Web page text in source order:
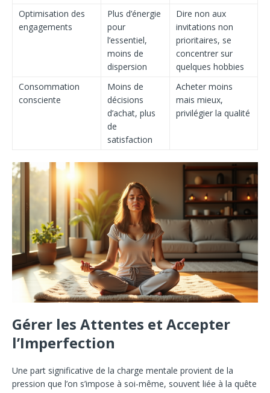
Optimisation des
engagements
Plus d’énergie
pour
l’essentiel,
moins de
dispersion
Dire non aux
invitations non
prioritaires, se
concentrer sur
quelques hobbies
Consommation
consciente
Moins de
décisions
d’achat, plus
de
satisfaction
Acheter moins
mais mieux,
privilégier la qualité
Gérer les Attentes et Accepter
l’Imperfection
Une part significative de la charge mentale provient de la
pression que l’on s’impose à soi-même, souvent liée à la quête